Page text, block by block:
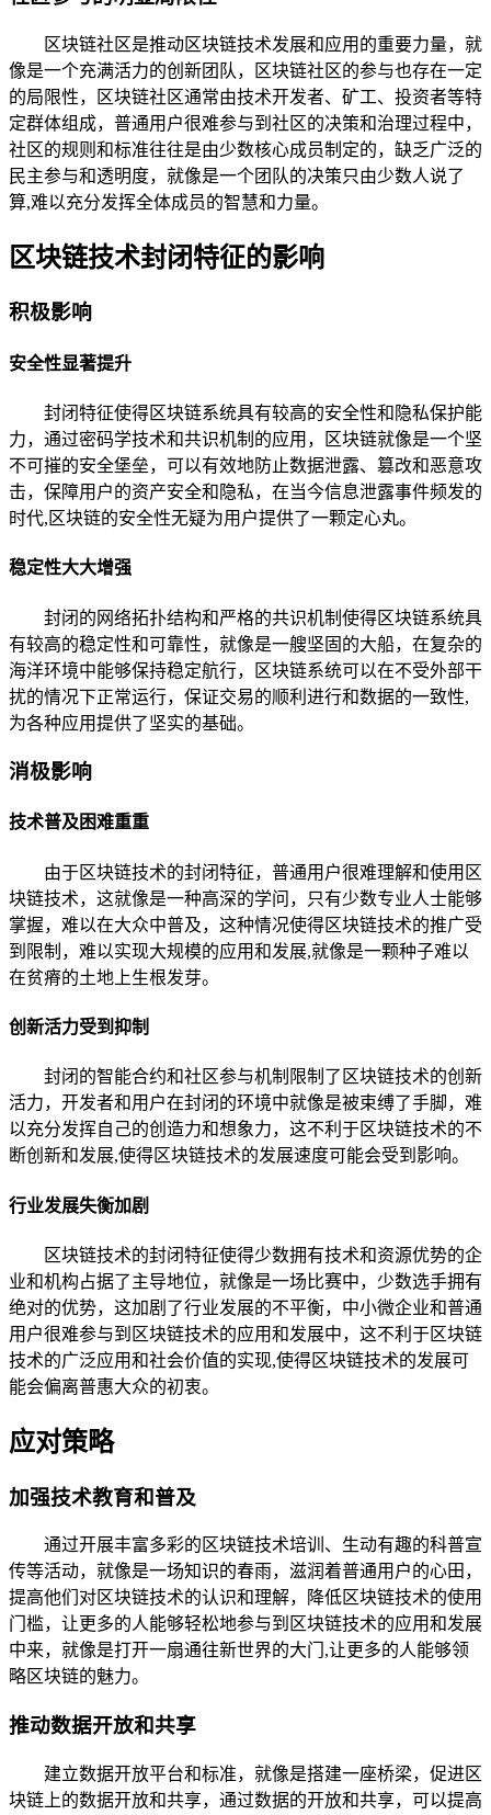
区块链社区是推动区块链技术发展和应用的重要力量，就
像是一个充满活力的创新团队，区块链社区的参与也存在一定
的局限性，区块链社区通常由技术开发者、矿工、投资者等特
定群体组成，普通用户很难参与到社区的决策和治理过程中，
社区的规则和标准往往是由少数核心成员制定的，缺乏广泛的
民主参与和透明度，就像是一个团队的决策只由少数人说了
算,难以充分发挥全体成员的智慧和力量。
区块链技术封闭特征的影响
积极影响
安全性显著提升
封闭特征使得区块链系统具有较高的安全性和隐私保护能
力，通过密码学技术和共识机制的应用，区块链就像是一个坚
不可摧的安全堡垒，可以有效地防止数据泄露、篡改和恶意攻
击，保障用户的资产安全和隐私，在当今信息泄露事件频发的
时代,区块链的安全性无疑为用户提供了一颗定心丸。
稳定性大大增强
封闭的网络拓扑结构和严格的共识机制使得区块链系统具
有较高的稳定性和可靠性，就像是一艘坚固的大船，在复杂的
海洋环境中能够保持稳定航行，区块链系统可以在不受外部干
扰的情况下正常运行，保证交易的顺利进行和数据的一致性,
为各种应用提供了坚实的基础。
消极影响
技术普及困难重重
由于区块链技术的封闭特征，普通用户很难理解和使用区
块链技术，这就像是一种高深的学问，只有少数专业人士能够
掌握，难以在大众中普及，这种情况使得区块链技术的推广受
到限制，难以实现大规模的应用和发展,就像是一颗种子难以
在贫瘠的土地上生根发芽。
创新活力受到抑制
封闭的智能合约和社区参与机制限制了区块链技术的创新
活力，开发者和用户在封闭的环境中就像是被束缚了手脚，难
以充分发挥自己的创造力和想象力，这不利于区块链技术的不
断创新和发展,使得区块链技术的发展速度可能会受到影响。
行业发展失衡加剧
区块链技术的封闭特征使得少数拥有技术和资源优势的企
业和机构占据了主导地位，就像是一场比赛中，少数选手拥有
绝对的优势，这加剧了行业发展的不平衡，中小微企业和普通
用户很难参与到区块链技术的应用和发展中，这不利于区块链
技术的广泛应用和社会价值的实现,使得区块链技术的发展可
能会偏离普惠大众的初衷。
应对策略
加强技术教育和普及
通过开展丰富多彩的区块链技术培训、生动有趣的科普宣
传等活动，就像是一场知识的春雨，滋润着普通用户的心田，
提高他们对区块链技术的认识和理解，降低区块链技术的使用
门槛，让更多的人能够轻松地参与到区块链技术的应用和发展
中来，就像是打开一扇通往新世界的大门,让更多的人能够领
略区块链的魅力。
推动数据开放和共享
建立数据开放平台和标准，就像是搭建一座桥梁，促进区
块链上的数据开放和共享，通过数据的开放和共享，可以提高